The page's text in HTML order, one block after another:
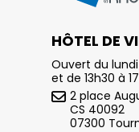
HÔTEL DE
Ouvert du
et de 13h30 à
2 place
CS 40092
07300